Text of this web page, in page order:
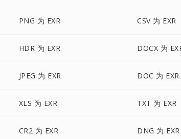
PNG 为 EXR CSV 为 EXR
HDR 为 EXR DOCX 为
JPEG 为 EXR DOC 为 EXR
XLS 为 EXR TXT 为 EXR
CR2 为 EXR DNG 为 EXR